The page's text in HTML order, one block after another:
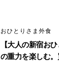
おひとりさま外食
【大人の新宿お
の重力を楽しむ